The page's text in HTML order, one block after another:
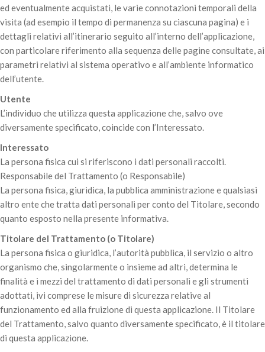
ed eventualmente acquistati, le varie connotazioni temporali della
visita (ad esempio il tempo di permanenza su ciascuna pagina) e i
dettagli relativi all’itinerario seguito all’interno dell’applicazione,
con particolare riferimento alla sequenza delle pagine consultate, ai
parametri relativi al sistema operativo e all’ambiente informatico
dell’utente.
Utente
L’individuo che utilizza questa applicazione che, salvo ove
diversamente specificato, coincide con l’Interessato.
Interessato
La persona fisica cui si riferiscono i dati personali raccolti.
Responsabile del Trattamento (o Responsabile)
La persona fisica, giuridica, la pubblica amministrazione e qualsiasi
altro ente che tratta dati personali per conto del Titolare, secondo
quanto esposto nella presente informativa.
Titolare del Trattamento (o Titolare)
La persona fisica o giuridica, l’autorità pubblica, il servizio o altro
organismo che, singolarmente o insieme ad altri, determina le
finalità e i mezzi del trattamento di dati personali e gli strumenti
adottati, ivi comprese le misure di sicurezza relative al
funzionamento ed alla fruizione di questa applicazione. Il Titolare
del Trattamento, salvo quanto diversamente specificato, è il titolare
di questa applicazione.